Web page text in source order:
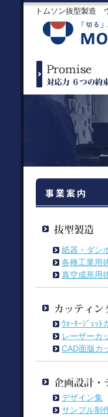
トムソン抜型製造
紙器・ダン
各種工業用
真空成形用
ｳｫｰﾀｰｼﾞｪｯﾄ
レーザーカ
CAD面版カ
デザイン集
サンプル制